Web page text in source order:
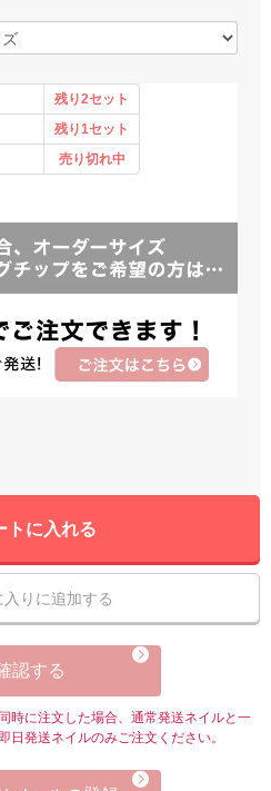
トに入れる
入りに追加する
認する
時に注文した場合、通常発送ネイルと一
発送ネイルのみご注文ください。